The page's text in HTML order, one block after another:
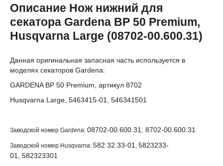
Описание Нож нижний для
секатора Gardena BP 50 Premium,
Husqvarna Large (08702-00.600.31)
Данная оригинальная запасная часть используется в
моделях секаторов Gardena:
GARDENA BP 50 Premium, артикул 8702
Husqvarna Large, 5463415-01, 546341501
Заводской номер Gardena: 08702-00.600.31, 8702-00.600.31
Заводской номер Husqvarna: 582 32 33-01 5823233-
01, 582323301